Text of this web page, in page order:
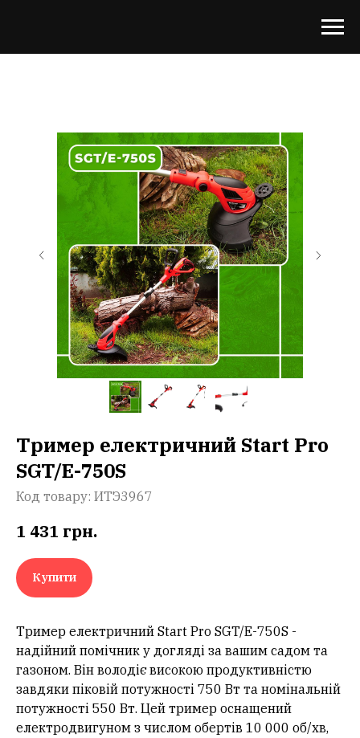
Тример електричний Start Pro
SGT/E-750S
Код товару: ИТЭ3967
1 431 грн.
Купити
Тример електричний Start Pro SGT/E-750S -
надійний помічник у догляді за вашим садом та
газоном. Він володіє високою продуктивністю
завдяки піковій потужності 750 Вт та номінальній
потужності 550 Вт. Цей тример оснащений
електродвигуном з числом обертів 10 000 об/хв,